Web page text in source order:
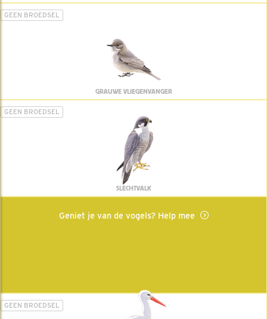
GEEN BROEDSEL
GRAUWE VLIEGENVANGER
GEEN BROEDSEL
SLECHTVALK
Geniet je van de vogels? Help mee
GEEN BROEDSEL